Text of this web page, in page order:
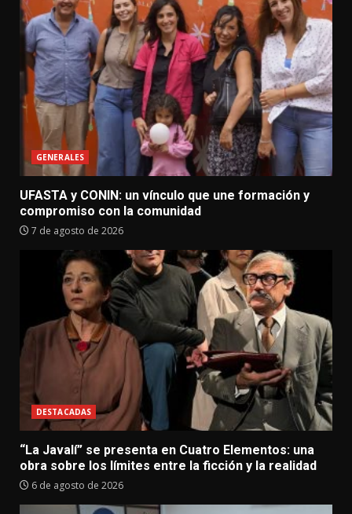
GENERALES
UFASTA y CONIN: un vínculo que une formación y
compromiso con la comunidad
7 de agosto de 2026
DESTACADAS
“La Javalí” se presenta en Cuatro Elementos: una
obra sobre los límites entre la ficción y la realidad
6 de agosto de 2026